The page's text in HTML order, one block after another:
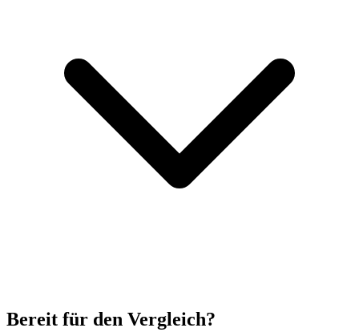
Bereit für den Vergleich?